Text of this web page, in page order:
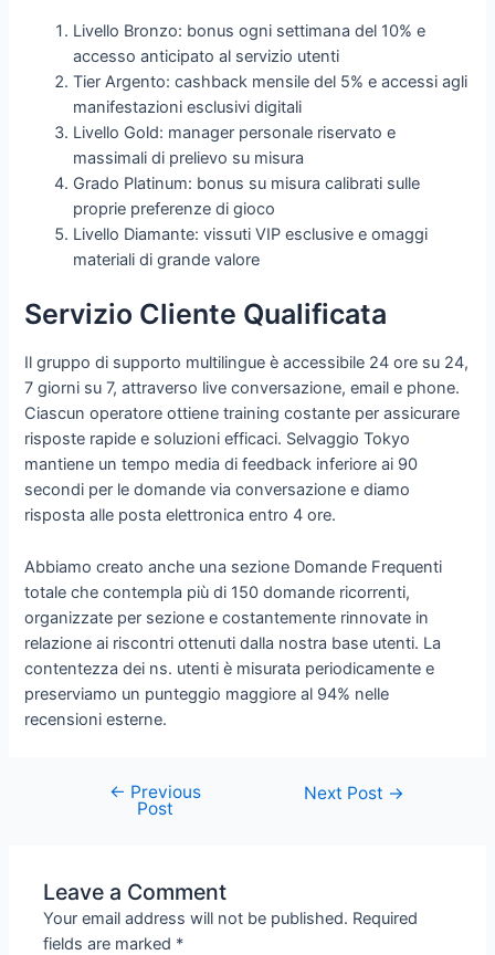
Livello Bronzo: bonus ogni settimana del 10% e
accesso anticipato al servizio utenti
Tier Argento: cashback mensile del 5% e accessi agli
manifestazioni esclusivi digitali
Livello Gold: manager personale riservato e
massimali di prelievo su misura
Grado Platinum: bonus su misura calibrati sulle
proprie preferenze di gioco
Livello Diamante: vissuti VIP esclusive e omaggi
materiali di grande valore
Servizio Cliente Qualificata
Il gruppo di supporto multilingue è accessibile 24 ore su 24,
7 giorni su 7, attraverso live conversazione, email e phone.
Ciascun operatore ottiene training costante per assicurare
risposte rapide e soluzioni efficaci. Selvaggio Tokyo
mantiene un tempo media di feedback inferiore ai 90
secondi per le domande via conversazione e diamo
risposta alle posta elettronica entro 4 ore.
Abbiamo creato anche una sezione Domande Frequenti
totale che contempla più di 150 domande ricorrenti,
organizzate per sezione e costantemente rinnovate in
relazione ai riscontri ottenuti dalla nostra base utenti. La
contentezza dei ns. utenti è misurata periodicamente e
preserviamo un punteggio maggiore al 94% nelle
recensioni esterne.
← Previous
Post
Next Post →
Leave a Comment
Your email address will not be published. Required
fields are marked *